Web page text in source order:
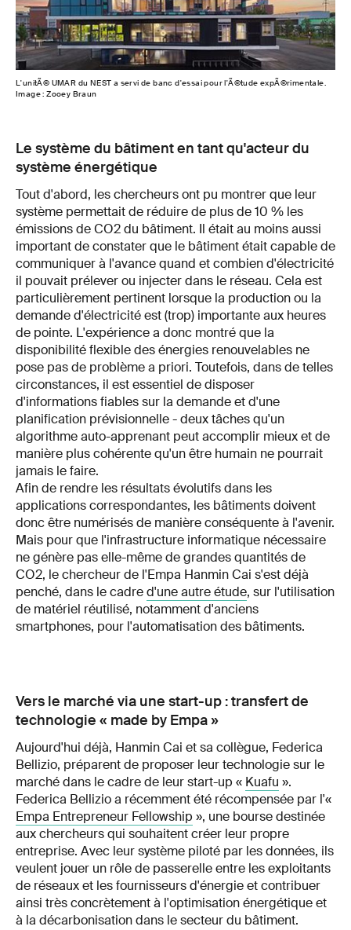
L'unitÃ© UMAR du NEST a servi de banc d'essai pour l'Ã©tude expÃ©rimentale.
Image : Zooey Braun
Le système du bâtiment en tant qu'acteur du
système énergétique
Tout d'abord, les chercheurs ont pu montrer que leur
système permettait de réduire de plus de 10 % les
émissions de CO2 du bâtiment. Il était au moins aussi
important de constater que le bâtiment était capable de
communiquer à l'avance quand et combien d'électricité
il pouvait prélever ou injecter dans le réseau. Cela est
particulièrement pertinent lorsque la production ou la
demande d'électricité est (trop) importante aux heures
de pointe. L'expérience a donc montré que la
disponibilité flexible des énergies renouvelables ne
pose pas de problème a priori. Toutefois, dans de telles
circonstances, il est essentiel de disposer
d'informations fiables sur la demande et d'une
planification prévisionnelle - deux tâches qu'un
algorithme auto-apprenant peut accomplir mieux et de
manière plus cohérente qu'un être humain ne pourrait
jamais le faire.
Afin de rendre les résultats évolutifs dans les
applications correspondantes, les bâtiments doivent
donc être numérisés de manière conséquente à l'avenir.
Mais pour que l'infrastructure informatique nécessaire
ne génère pas elle-même de grandes quantités de
CO2, le chercheur de l'Empa Hanmin Cai s'est déjà
penché, dans le cadred'une autre étude, sur l'utilisation
de matériel réutilisé, notamment d'anciens
smartphones, pour l'automatisation des bâtiments.
Vers le marché via une start-up : transfert de
technologie « made by Empa »
Aujourd'hui déjà, Hanmin Cai et sa collègue, Federica
Bellizio, préparent de proposer leur technologie sur le
marché dans le cadre de leur start-up « Kuafu ».
Federica Bellizio a récemment été récompensée par l'«
Empa Entrepreneur Fellowship », une bourse destinée
aux chercheurs qui souhaitent créer leur propre
entreprise. Avec leur système piloté par les données, ils
veulent jouer un rôle de passerelle entre les exploitants
de réseaux et les fournisseurs d'énergie et contribuer
ainsi très concrètement à l'optimisation énergétique et
à la décarbonisation dans le secteur du bâtiment.